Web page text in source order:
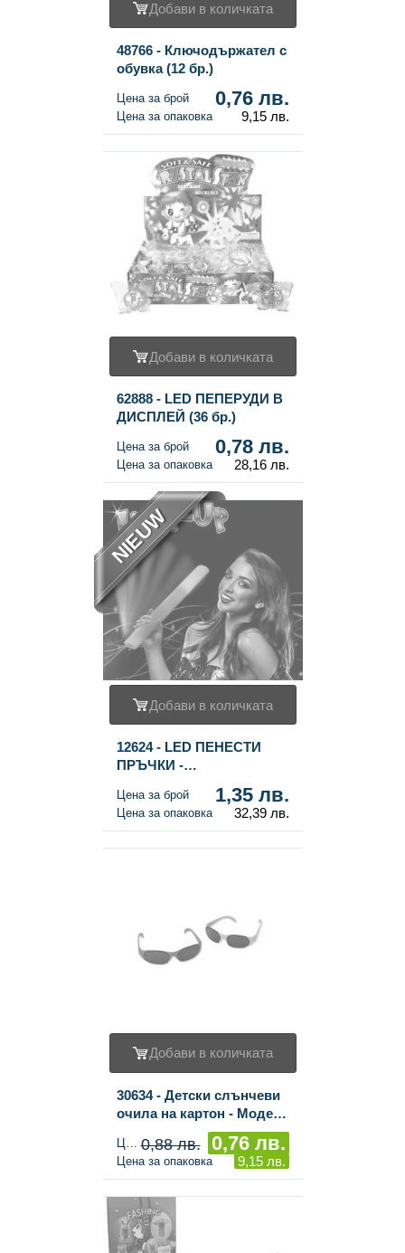
Добави в количката
48766 - Ключодържател с
обувка (12 бр.)
Цена за брой 0,76 лв.
Цена за опаковка 9,15 лв.
Добави в количката
62888 - LED ПЕПЕРУДИ В
ДИСПЛЕЙ (36 бр.)
Цена за брой 0,78 лв.
Цена за опаковка 28,16 лв.
NIEUW
Добави в количката
12624 - LED ПЕНЕСТИ
ПРЪЧКИ -
ПРЪЧКИ В ДИСПЛЕЙ (24
бр.)
Цена за брой 1,35 лв.
Цена за опаковка 32,39 лв.
Добави в количката
30634 - Детски слънчеви
очила на картон - Модел
0,88 лв. 0,76 лв.
Цена за опаковка 9,15 лв.